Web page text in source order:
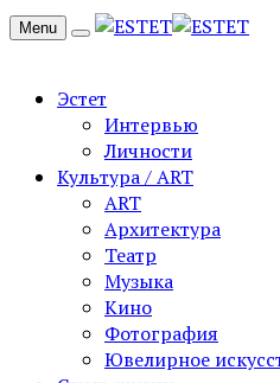
Menu
Эстет
Интервью
Личности
Культура / ART
ART
Архитектура
Театр
Музыка
Кино
Фотография
Ювелирное